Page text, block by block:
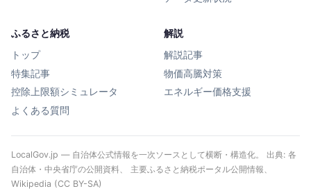
ふるさと納税
トップ
特集記事
控除上限額シミュレータ
よくある質問
解説
解説記事
物価高騰対策
エネルギー価格支援
LocalGov.jp — 自治体公式情報を一次ソースとして横断・構造化。 出典: 各
自治体・中央省庁の公開資料、 主要ふるさと納税ポータル公開情報、
Wikipedia (CC BY-SA)